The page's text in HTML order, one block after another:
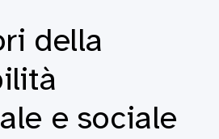
della
e sociale